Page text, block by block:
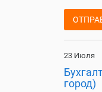
23 Июля
город)